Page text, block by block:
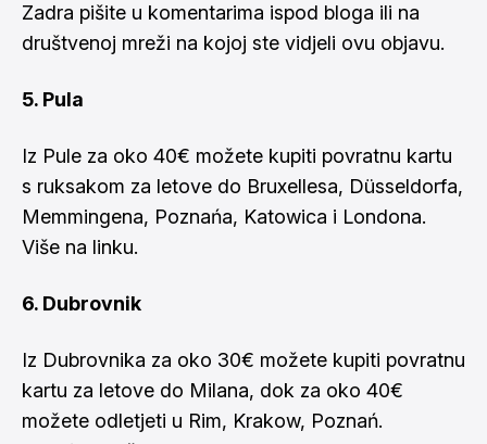
Zadra pišite u komentarima ispod bloga ili na
društvenoj mreži na kojoj ste vidjeli ovu objavu.
5. Pula
Iz Pule za oko 40€ možete kupiti povratnu kartu
s ruksakom za letove do Bruxellesa, Düsseldorfa,
Memmingena, Poznańa, Katowica i Londona.
Više na linku.
6. Dubrovnik
Iz Dubrovnika za oko 30€ možete kupiti povratnu
kartu za letove do Milana, dok za oko 40€
možete odletjeti u Rim, Krakow, Poznań.